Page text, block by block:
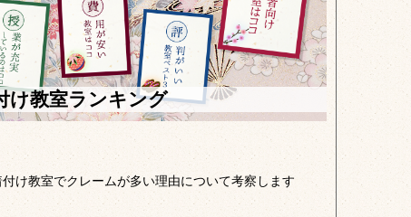
け教室ランキング
付け教室でクレームが多い理由について考察します